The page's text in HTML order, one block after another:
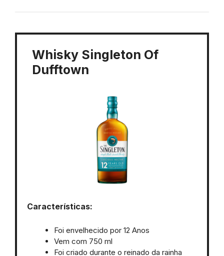
Whisky Singleton Of
Dufftown
Características:
Foi envelhecido por 12 Anos
Vem com 750 ml
Foi criado durante o reinado da rainha